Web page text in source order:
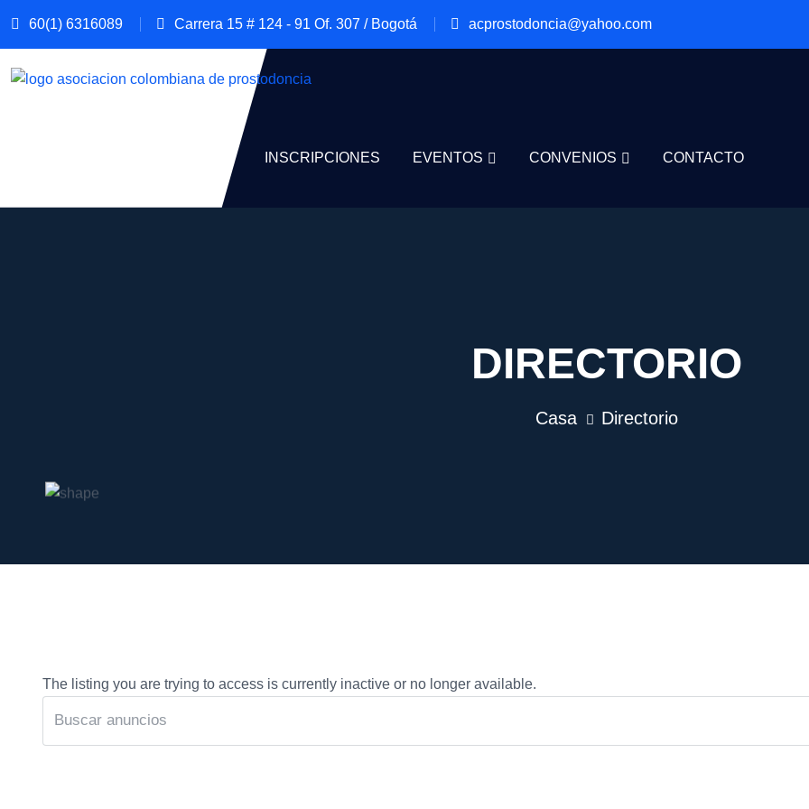
60(1) 6316089 Carrera 15 # 124 - 91 Of. 307 / Bogotá acprostodoncia@yahoo.com
INSCRIPCIONES EVENTOS CONVENIOS CONTACTO
DIRECTORIO
Casa Directorio
The listing you are trying to access is currently inactive or no longer available.